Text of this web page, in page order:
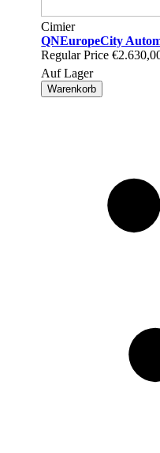
Cimier
QNEuropeCity
Regular Price
Auf Lager
Warenkorb